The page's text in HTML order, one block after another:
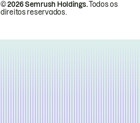
© 2026 Semrush Holdings.Todos os
direitos reservados.